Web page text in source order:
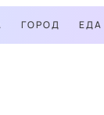
ГОРОД ЕДА